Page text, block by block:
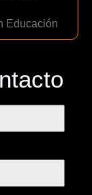
Educación